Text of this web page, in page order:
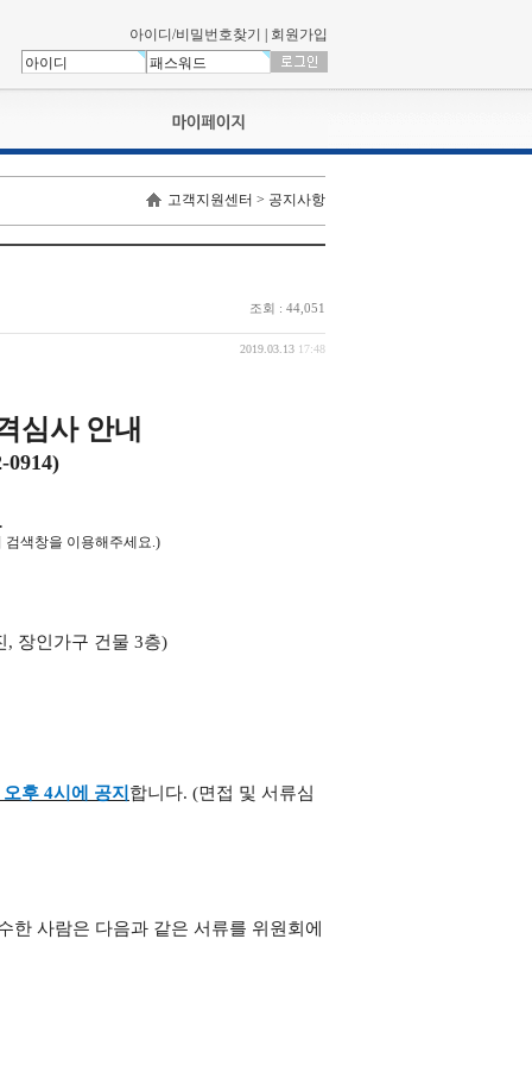
아이디/비밀번호찾기 회원가입
나의신청내역
교육영상강의실
나의활동내역
나의 연회비
고객지원센터 > 공지사항
조회 : 44,051
2019.03.13 17:48
심사 안내
0914)
검색창을 이용해주세요.)
, 장인가구 건물 3층)
오후 4시에 공지 합니다. (면접 및 서류심
한 사람은 다음과 같은 서류를 위원회에